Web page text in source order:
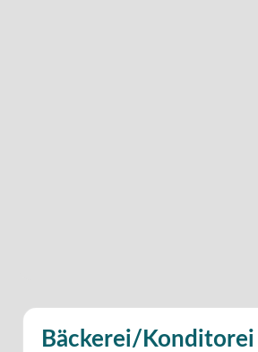
Bäckerei/Konditorei